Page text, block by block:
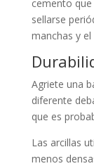
cemento
sellarse
manchas y
Agriete una
diferente
que es
Las arcillas
menos